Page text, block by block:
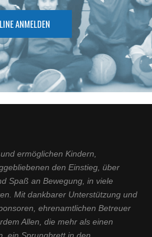
ANMELDEN
ermöglichen Kindern,
den Einstieg, über
Spaß an Bewegung, in viele
Mit dankbarer Unterstützung und
ehrenamtlichen Betreuer
Allen, die mehr als einen